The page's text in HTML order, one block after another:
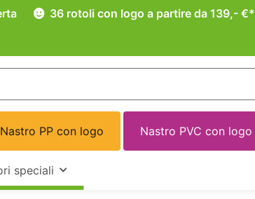
36 rotoli con logo a partire da 139,- €*
Nastro PP con logo Nastro PVC con logo
speciali